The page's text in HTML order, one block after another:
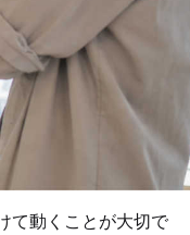
て動くことが大切で